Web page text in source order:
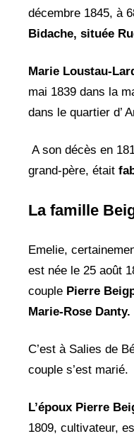
décembre 1845, à
Bidache, située
Marie Loustau-
mai 1839 dans la
dans le quartier d’
A son décès en
grand-père, était
La famille
Emelie,
est née le 25 août
couple Pierre
Marie-Rose Danty.
C’est à Salies de
couple s’est marié.
L’époux Pierre
1809, cultivateur,